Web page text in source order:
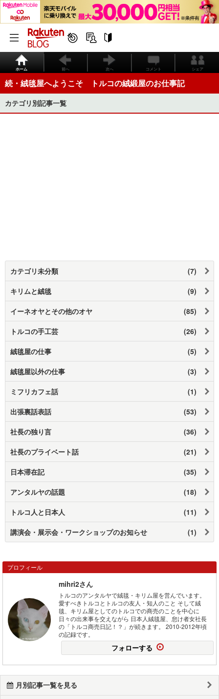
ホーム 前へ 次へ コメント シェア
続・絨毯屋へようこそ トルコの絨緞屋のお仕事記
カテゴリ別記事一覧
カテゴリ未分類 (7)
キリムと絨毯 (9)
イーネオヤとその他のオヤ (85)
トルコの手工芸 (26)
絨毯屋の仕事 (5)
絨毯屋以外の仕事 (3)
ミフリカフェ話 (1)
出張裏話表話 (53)
社長の独り言 (36)
社長のプライベート話 (21)
日本滞在記 (35)
アンタルヤの話題 (18)
トルコ人と日本人 (11)
講演会・展示会・ワークショップのお知らせ (1)
プロフィール
mihri2さん
トルコのアンタルヤで絨毯・キリム屋を営んでいます。
愛すべきトルコとトルコの友人・知人のこと そして絨
毯、キリム屋としてのトルコでの商売のことを中心に
日々の出来事を交えながら 日本人絨毯屋、怠け者女社長
の「トルコ商売日記！？」が続きます。 2010-2012年頃
の記録です。
フォローする
月別記事一覧を見る